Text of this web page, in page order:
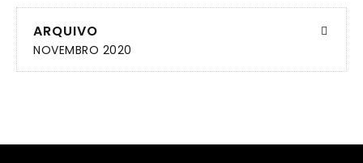
ARQUIVO
NOVEMBRO 2020